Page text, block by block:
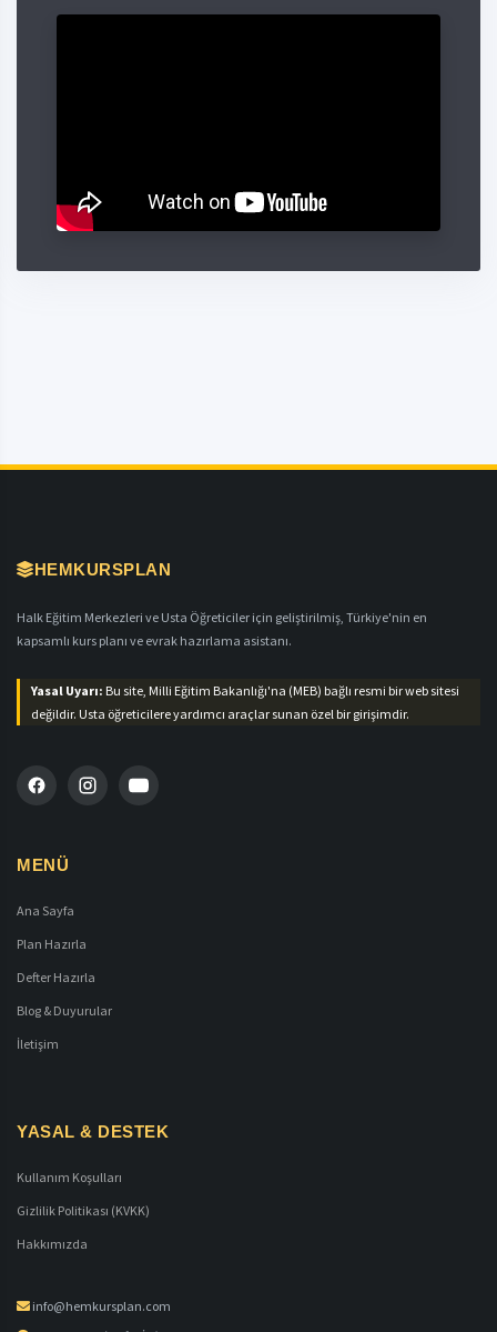
HEMKURSPLAN
Halk Eğitim Merkezleri ve Usta Öğreticiler için geliştirilmiş, Türkiye'nin en
kapsamlı kurs planı ve evrak hazırlama asistanı.
Yasal Uyarı: Bu site, Milli Eğitim Bakanlığı'na (MEB) bağlı resmi bir web sitesi
değildir. Usta öğreticilere yardımcı araçlar sunan özel bir girişimdir.
MENÜ
Ana Sayfa
Plan Hazırla
Defter Hazırla
Blog & Duyurular
İletişim
YASAL & DESTEK
Kullanım Koşulları
Gizlilik Politikası (KVKK)
Hakkımızda
info@hemkursplan.com